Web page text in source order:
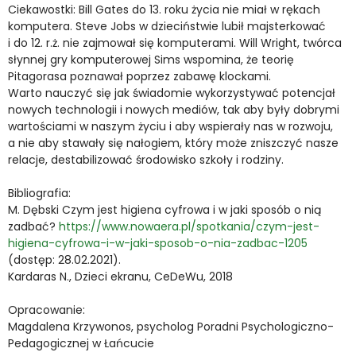
Ciekawostki: Bill Gates do 13. roku życia nie miał w rękach
komputera. Steve Jobs w dzieciństwie lubił majsterkować
i do 12. r.ż. nie zajmował się komputerami. Will Wright, twórca
słynnej gry komputerowej Sims wspomina, że teorię
Pitagorasa poznawał poprzez zabawę klockami.
Warto nauczyć się jak świadomie wykorzystywać potencjał
nowych technologii i nowych mediów, tak aby były dobrymi
wartościami w naszym życiu i aby wspierały nas w rozwoju,
a nie aby stawały się nałogiem, który może zniszczyć nasze
relacje, destabilizować środowisko szkoły i rodziny.
Bibliografia:
M. Dębski Czym jest higiena cyfrowa i w jaki sposób o nią
zadbać? https://www.nowaera.pl/spotkania/czym-jest-
higiena-cyfrowa-i-w-jaki-sposob-o-nia-zadbac-1205
(dostęp: 28.02.2021).
Kardaras N., Dzieci ekranu, CeDeWu, 2018
Opracowanie:
Magdalena Krzywonos, psycholog Poradni Psychologiczno-
Pedagogicznej w Łańcucie